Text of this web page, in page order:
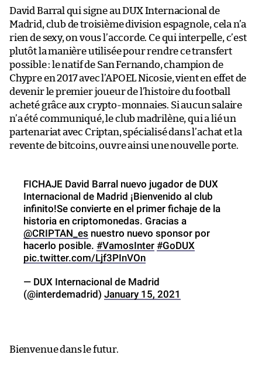
David Barral qui signe au DUX Internacional de
Madrid, club de troisième division espagnole, cela n’a
rien de sexy, on vous l’accorde. Ce qui interpelle, c’est
plutôt la manière utilisée pour rendre ce transfert
possible : le natif de San Fernando, champion de
Chypre en 2017 avec l’APOEL Nicosie, vient en effet de
devenir le premier joueur de l’histoire du football
acheté grâce aux crypto-monnaies. Si aucun salaire
n’a été communiqué, le club madrilène, qui a lié un
partenariat avec Criptan, spécialisé dans l’achat et la
revente de bitcoins, ouvre ainsi une nouvelle porte.
FICHAJE David Barral nuevo jugador de DUX
Internacional de Madrid ¡Bienvenido al club
infinito!Se convierte en el primer fichaje de la
historia en criptomonedas. Gracias a
@CRIPTAN_es nuestro nuevo sponsor por
hacerlo posible. #VamosInter #GoDUX
pic.twitter.com/Ljf3PInVOn
— DUX Internacional de Madrid
(@interdemadrid) January 15, 2021
Bienvenue dans le futur.